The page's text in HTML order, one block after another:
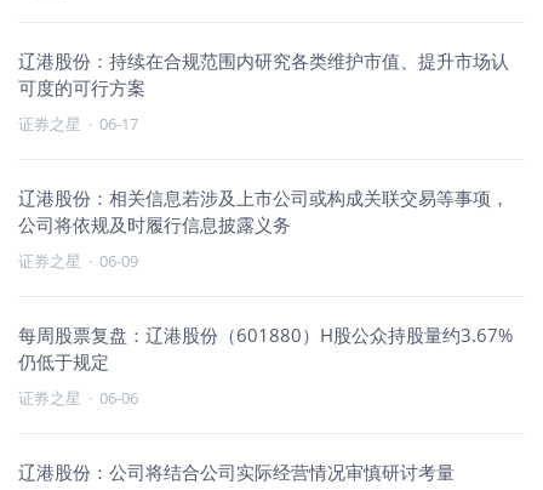
辽港股份：持续在合规范围内研究各类维护市值、提升市场认
可度的可行方案
证券之星 · 06-17
辽港股份：相关信息若涉及上市公司或构成关联交易等事项，
公司将依规及时履行信息披露义务
证券之星 · 06-09
每周股票复盘：辽港股份（601880）H股公众持股量约3.67%
仍低于规定
证券之星 · 06-06
辽港股份：公司将结合公司实际经营情况审慎研讨考量